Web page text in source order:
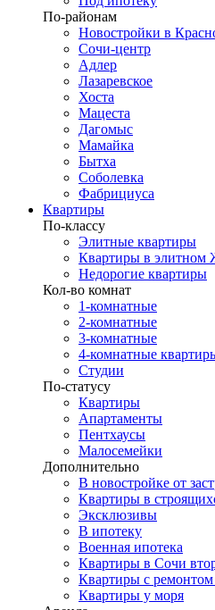
По-районам
Новостройки в
Сочи-центр
Адлер
Лазаревское
Хоста
Мацеста
Дагомыс
Мамайка
Бытха
Соболевка
Фабрициуса
Квартиры
По-классу
Элитные квартиры
Квартиры в элитном
Недорогие квартиры
Кол-во комнат
1-комнатные
2-комнатные
3-комнатные
4-комнатные
Студии
По-статусу
Квартиры
Апартаменты
Пентхаусы
Малосемейки
Дополнительно
В новостройке от
Квартиры в
Эксклюзивы
В ипотеку
Военная ипотека
Квартиры в Сочи
Квартиры с
Квартиры у моря